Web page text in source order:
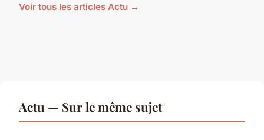
Voir tous les articles Actu →
Actu — Sur le même sujet